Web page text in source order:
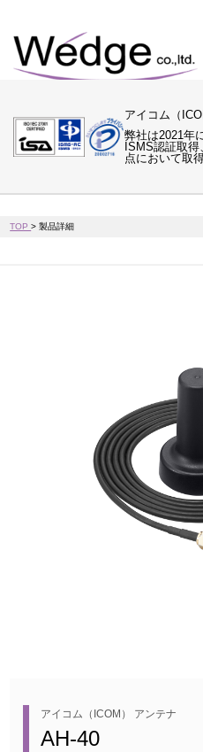
アイコム（
弊社は2021年
ISMS認証取
点において取
TOP>製品詳細
アイコム（ICOM） アンテナ
AH-40